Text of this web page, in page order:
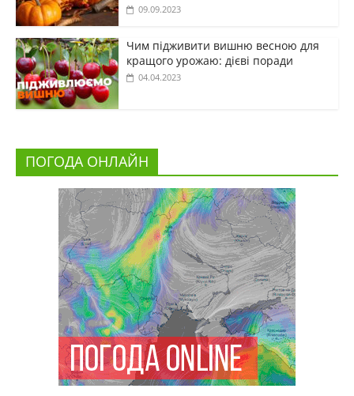
09.09.2023
Чим підживити вишню весною для
кращого урожаю: дієві поради
04.04.2023
ПОГОДА ОНЛАЙН